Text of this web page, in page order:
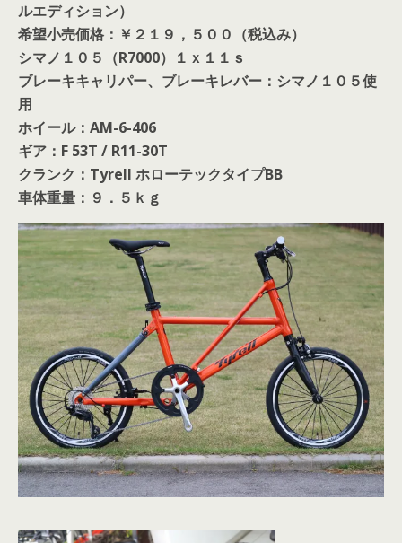
ルエディション）
希望小売価格：￥２１９，５００（税込み）
シマノ１０５（R7000）１ｘ１１ｓ
ブレーキキャリパー、ブレーキレバー：シマノ１０５使
用
ホイール：AM-6-406
ギア：F 53T / R11-30T
クランク：Tyrell ホローテックタイプBB
車体重量：９．５ｋｇ